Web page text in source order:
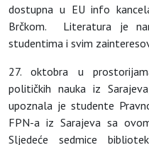
dostupna u EU info
Brčkom. Literatura je
studentima i svim
27. oktobra u
političkih nauka iz
upoznala je studente
FPN-a iz Sarajeva sa
Sljedeće sedmice